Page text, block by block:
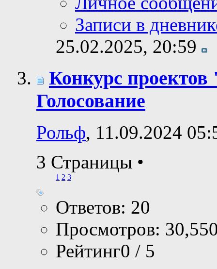
Записи в
25.02.2025, 20:59
Конкурс
Голосование
Рольф, 11.09.2024
3 Страницы •
1 2 3
Ответов: 20
Просмотров:
Рейтинг0 / 5